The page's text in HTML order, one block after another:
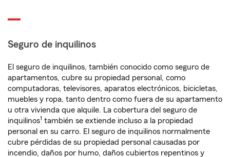
Seguro de inquilinos
El seguro de inquilinos, también conocido como seguro de
apartamentos, cubre su propiedad personal, como
computadoras, televisores, aparatos electrónicos, bicicletas,
muebles y ropa, tanto dentro como fuera de su apartamento
u otra vivienda que alquile. La cobertura del seguro de
inquilinos1 también se extiende incluso a la propiedad
personal en su carro. El seguro de inquilinos normalmente
cubre pérdidas de su propiedad personal causadas por
incendio, daños por humo, daños cubiertos repentinos y